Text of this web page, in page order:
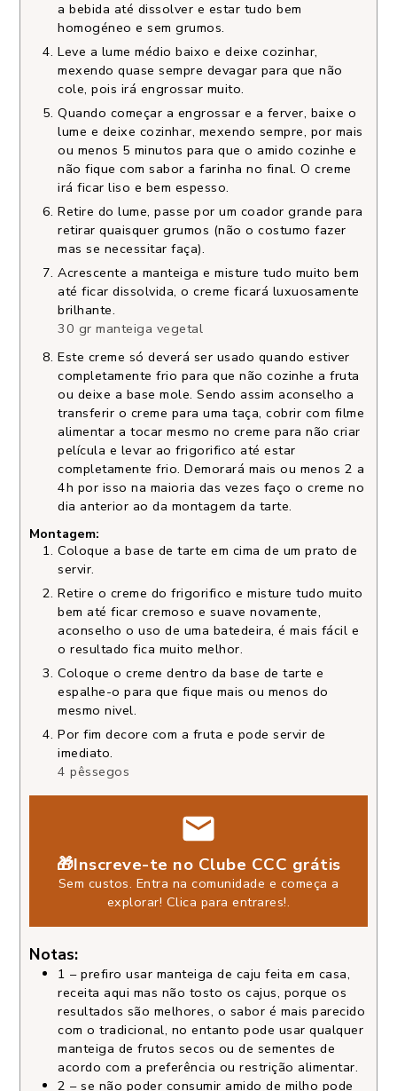
a bebida até dissolver e estar tudo bem
homogéneo e sem grumos.
Leve a lume médio baixo e deixe cozinhar,
mexendo quase sempre devagar para que não
cole, pois irá engrossar muito.
Quando começar a engrossar e a ferver, baixe o
lume e deixe cozinhar, mexendo sempre, por mais
ou menos 5 minutos para que o amido cozinhe e
não fique com sabor a farinha no final. O creme
irá ficar liso e bem espesso.
Retire do lume, passe por um coador grande para
retirar quaisquer grumos (não o costumo fazer
mas se necessitar faça).
Acrescente a manteiga e misture tudo muito bem
até ficar dissolvida, o creme ficará luxuosamente
brilhante.
30 gr manteiga vegetal
Este creme só deverá ser usado quando estiver
completamente frio para que não cozinhe a fruta
ou deixe a base mole. Sendo assim aconselho a
transferir o creme para uma taça, cobrir com filme
alimentar a tocar mesmo no creme para não criar
película e levar ao frigorifico até estar
completamente frio. Demorará mais ou menos 2 a
4h por isso na maioria das vezes faço o creme no
dia anterior ao da montagem da tarte.
Montagem:
Coloque a base de tarte em cima de um prato de
servir.
Retire o creme do frigorifico e misture tudo muito
bem até ficar cremoso e suave novamente,
aconselho o uso de uma batedeira, é mais fácil e
o resultado fica muito melhor.
Coloque o creme dentro da base de tarte e
espalhe-o para que fique mais ou menos do
mesmo nivel.
Por fim decore com a fruta e pode servir de
imediato.
4 pêssegos
🎁Inscreve-te no Clube CCC grátis
Sem custos. Entra na comunidade e começa a
explorar! Clica para entrares!.
Notas:
1 – prefiro usar manteiga de caju feita em casa,
receita aqui mas não tosto os cajus, porque os
resultados são melhores, o sabor é mais parecido
com o tradicional, no entanto pode usar qualquer
manteiga de frutos secos ou de sementes de
acordo com a preferência ou restrição alimentar.
2 – se não poder consumir amido de milho pode